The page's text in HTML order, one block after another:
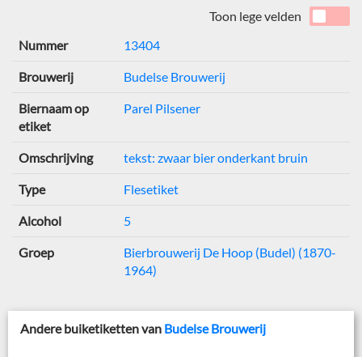
Toon lege velden
Nummer
13404
Brouwerij Budelse Brouwerij
Biernaam op
etiket
Parel Pilsener
Omschrijving tekst: zwaar bier onderkant bruin
Type Flesetiket
Alcohol 5
Groep
Bierbrouwerij De Hoop (Budel) (1870-
1964)
Andere buiketiketten van Budelse Brouwerij